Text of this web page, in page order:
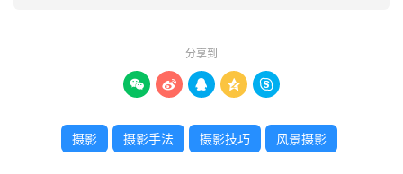
分享到
    
摄影 摄影手法 摄影技巧 风景摄影